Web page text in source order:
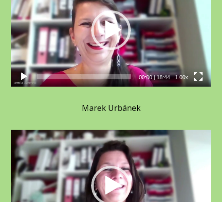
00:00|18:44 1.00x
Marek Urbánek
Video
přehrávač